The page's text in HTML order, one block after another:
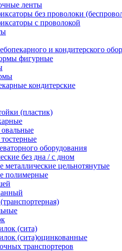
ленты
без проволоки
с проволокой
и кондитерского
фигурные
кондитерские
(пластик)
оборудования
без дна / с дном
цельнотянутые
полимерные
(сита)
(сита)оцинкованные
транспортеров